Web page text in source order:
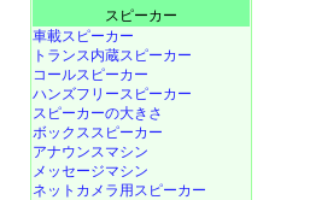
スピーカー
車載スピーカー
トランス内蔵スピーカー
コールスピーカー
ハンズフリースピーカー
スピーカーの大きさ
ボックススピーカー
アナウンスマシン
メッセージマシン
ネットカメラ用スピーカー